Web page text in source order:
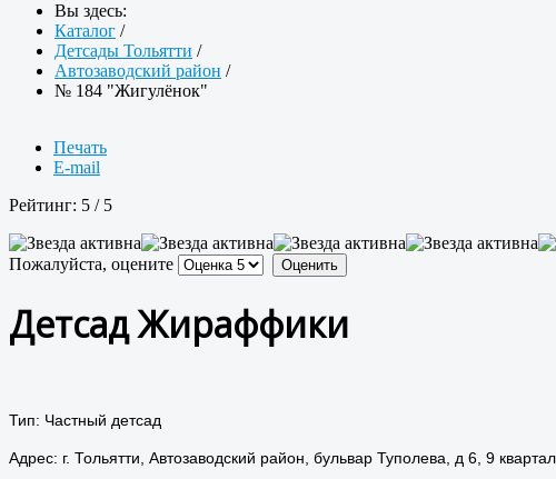
Вы здесь:
Каталог /
Детсады Тольятти /
Автозаводский район /
№ 184 "Жигулёнок"
Печать
E-mail
Рейтинг: 5 / 5
Пожалуйста, оцените
Детсад Жираффики
Тип: Частный детсад
Адрес: г. Тольятти, Автозаводский район, бульвар Туполева, д 6, 9 квартал